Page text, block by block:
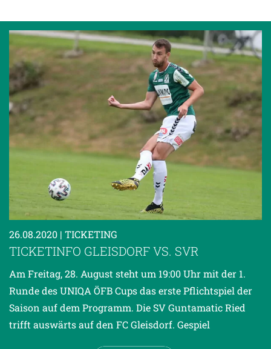
26.08.2020 | TICKETING
TICKETINFO GLEISDORF VS. SVR
Am Freitag, 28. August steht um 19:00 Uhr mit der 1.
Runde des UNIQA ÖFB Cups das erste Pflichtspiel der
Saison auf dem Programm. Die SV Guntamatic Ried
trifft auswärts auf den FC Gleisdorf. Gespiel